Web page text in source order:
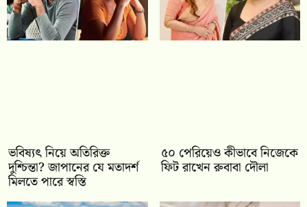
ভবিষ্যৎ নিয়ে অতিরিক্ত
দুশ্চিন্তা? জাপানের যে মতাদর্শ
মিলতে পারে স্বস্তি
৫০ পেরিয়েও কীভাবে নিজেকে
ফিট রাখেন রুবাবা দৌলা